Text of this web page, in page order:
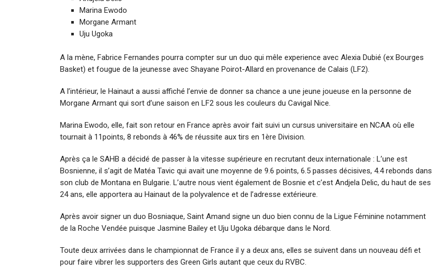
Marina Ewodo
Morgane Armant
Uju Ugoka
A la mène, Fabrice Fernandes pourra compter sur un duo qui mêle experience avec Alexia Dubié (ex Bourges
Basket) et fougue de la jeunesse avec Shayane Poirot-Allard en provenance de Calais (LF2).
A l’intérieur, le Hainaut a aussi affiché l’envie de donner sa chance a une jeune joueuse en la personne de
Morgane Armant qui sort d’une saison en LF2 sous les couleurs du Cavigal Nice.
Marina Ewodo, elle, fait son retour en France après avoir fait suivi un cursus universitaire en NCAA où elle
tournait à 11points, 8 rebonds à 46% de réussite aux tirs en 1ère Division.
Après ça le SAHB a décidé de passer à la vitesse supérieure en recrutant deux internationale : L’une est
Bosnienne, il s’agit de Matéa Tavic qui avait une moyenne de 9.6 points, 6.5 passes décisives, 4.4 rebonds dans
son club de Montana en Bulgarie. L’autre nous vient également de Bosnie et c’est Andjela Delic, du haut de ses
24 ans, elle apportera au Hainaut de la polyvalence et de l’adresse extérieure.
Après avoir signer un duo Bosniaque, Saint Amand signe un duo bien connu de la Ligue Féminine notamment
de la Roche Vendée puisque Jasmine Bailey et Uju Ugoka débarque dans le Nord.
Toute deux arrivées dans le championnat de France il y a deux ans, elles se suivent dans un nouveau défi et
pour faire vibrer les supporters des Green Girls autant que ceux du RVBC.